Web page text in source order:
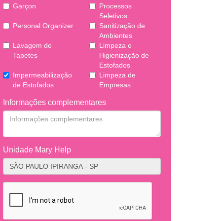
Garçon
Processos
Seletivos
Personal Organizer
Sanitização de
Ambientes
Lavagem de
Tapetes
Limpeza e
Higienização de
Estofados
Impermeabilização
de Estofados
Limpeza de
Empresas
Informações complementares
Unidade Mary Help